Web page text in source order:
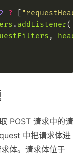
?
. addListener
,
POST 请求中的请
中把请求体进
体。请求体位于